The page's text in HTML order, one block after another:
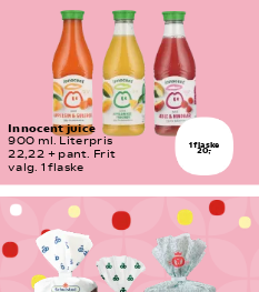
1 flaske
20,-
Innocent juice
900 ml. Literpris
22,22 + pant. Frit
valg. 1 flaske